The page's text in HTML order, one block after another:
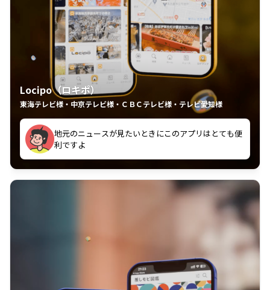
Locipo（ロキポ）
東海テレビ様・中京テレビ様・ＣＢＣテレビ様・テレビ愛知様
中京テレビのおもしろ番組が視聴可能地域外からも見
れるの嬉しいポイント
いつも利用させていただいております！